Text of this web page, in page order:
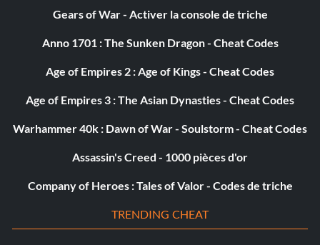
Gears of War - Activer la console de triche
Anno 1701 : The Sunken Dragon - Cheat Codes
Age of Empires 2 : Age of Kings - Cheat Codes
Age of Empires 3 : The Asian Dynasties - Cheat Codes
Warhammer 40k : Dawn of War - Soulstorm - Cheat Codes
Assassin's Creed - 1000 pièces d'or
Company of Heroes : Tales of Valor - Codes de triche
TRENDING CHEAT